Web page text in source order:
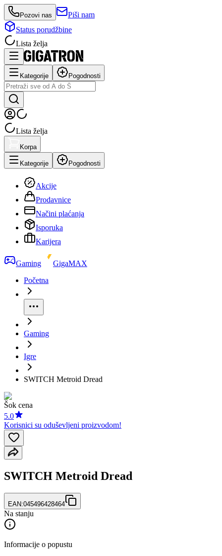
Pozovi nas
Piši nam
Status porudžbine
Lista želja
Kategorije Pogodnosti
Lista želja
Korpa
Kategorije Pogodnosti
Akcije
Prodavnice
Načini plaćanja
Isporuka
Karijera
Gaming
GigaMAX
Početna
Gaming
Igre
SWITCH Metroid Dread
Šok cena
5.0
Korisnici su oduševljeni proizvodom!
SWITCH Metroid Dread
EAN:045496428464
Na stanju
Informacije o popustu